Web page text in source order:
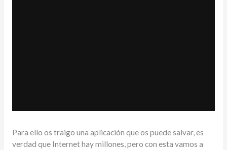
Para ello os traigo una aplicación que os puede salvar, es
verdad que Internet hay millones, pero con esta vamos a